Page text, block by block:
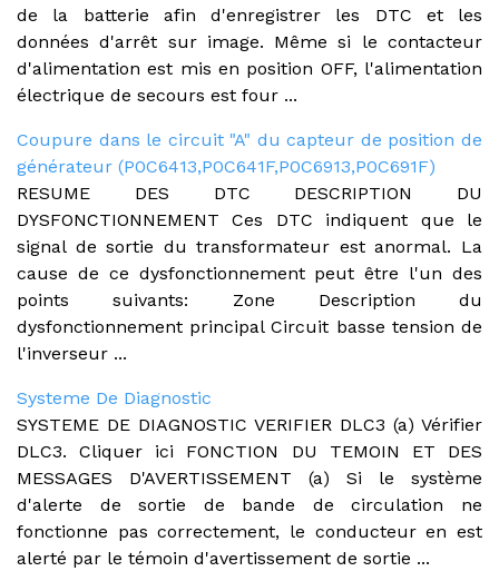
de la batterie afin d'enregistrer les DTC et les
données d'arrêt sur image. Même si le contacteur
d'alimentation est mis en position OFF, l'alimentation
électrique de secours est four ...
Coupure dans le circuit "A" du capteur de position de
générateur (P0C6413,P0C641F,P0C6913,P0C691F)
RESUME DES DTC DESCRIPTION DU
DYSFONCTIONNEMENT Ces DTC indiquent que le
signal de sortie du transformateur est anormal. La
cause de ce dysfonctionnement peut être l'un des
points suivants: Zone Description du
dysfonctionnement principal Circuit basse tension de
l'inverseur ...
Systeme De Diagnostic
SYSTEME DE DIAGNOSTIC VERIFIER DLC3 (a) Vérifier
DLC3. Cliquer ici FONCTION DU TEMOIN ET DES
MESSAGES D'AVERTISSEMENT (a) Si le système
d'alerte de sortie de bande de circulation ne
fonctionne pas correctement, le conducteur en est
alerté par le témoin d'avertissement de sortie ...